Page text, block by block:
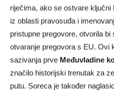
riječima, ako se ostvare
iz oblasti pravosuđa i
pristupne pregovore, otvorila
otvaranje pregovora s EU. Ovi
sazivanja prve Međuvladine
značilo historijski trenutak za
putu. Soreca je također